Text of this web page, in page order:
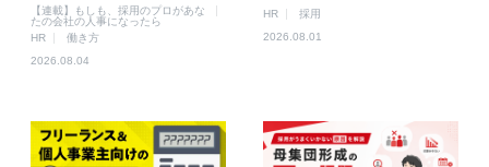
【連載】もしも、採用のプロがあな
たの会社の人事になったら
HR
働き方
2026.08.04
HR
採用
2026.08.01